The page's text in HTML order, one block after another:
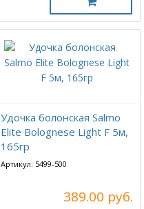
Удочка болонская Salmo
Elite Bolognese Light F 5м,
165гр
Артикул: 5499-500
389.00 руб.